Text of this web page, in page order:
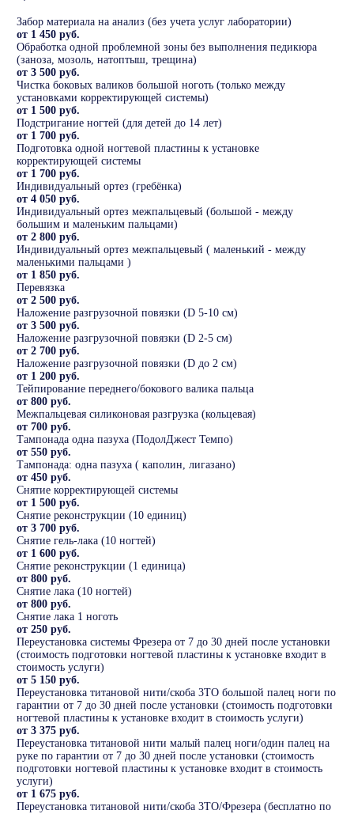
Забор материала на анализ (без учета услуг лаборатории)
от 1 450 руб.
Обработка одной проблемной зоны без выполнения педикюра
(заноза, мозоль, натоптыш, трещина)
от 3 500 руб.
Чистка боковых валиков большой ноготь (только между
установками корректирующей системы)
от 1 500 руб.
Подстригание ногтей (для детей до 14 лет)
от 1 700 руб.
Подготовка одной ногтевой пластины к установке
корректирующей системы
от 1 700 руб.
Индивидуальный ортез (гребёнка)
от 4 050 руб.
Индивидуальный ортез межпальцевый (большой - между
большим и маленьким пальцами)
от 2 800 руб.
Индивидуальный ортез межпальцевый ( маленький - между
маленькими пальцами )
от 1 850 руб.
Перевязка
от 2 500 руб.
Наложение разгрузочной повязки (D 5-10 см)
от 3 500 руб.
Наложение разгрузочной повязки (D 2-5 см)
от 2 700 руб.
Наложение разгрузочной повязки (D до 2 см)
от 1 200 руб.
Тейпирование переднего/бокового валика пальца
от 800 руб.
Межпальцевая силиконовая разгрузка (кольцевая)
от 700 руб.
Тампонада одна пазуха (ПодолДжест Темпо)
от 550 руб.
Тампонада: одна пазуха ( каполин, лигазано)
от 450 руб.
Снятие корректирующей системы
от 1 500 руб.
Снятие реконструкции (10 единиц)
от 3 700 руб.
Снятие гель-лака (10 ногтей)
от 1 600 руб.
Снятие реконструкции (1 единица)
от 800 руб.
Снятие лака (10 ногтей)
от 800 руб.
Снятие лака 1 ноготь
от 250 руб.
Переустановка системы Фрезера от 7 до 30 дней после установки
(стоимость подготовки ногтевой пластины к установке входит в
стоимость услуги)
от 5 150 руб.
Переустановка титановой нити/скоба 3ТО большой палец ноги по
гарантии от 7 до 30 дней после установки (стоимость подготовки
ногтевой пластины к установке входит в стоимость услуги)
от 3 375 руб.
Переустановка титановой нити малый палец ноги/один палец на
руке по гарантии от 7 до 30 дней после установки (стоимость
подготовки ногтевой пластины к установке входит в стоимость
услуги)
от 1 675 руб.
Переустановка титановой нити/скоба 3ТО/Фрезера (бесплатно по